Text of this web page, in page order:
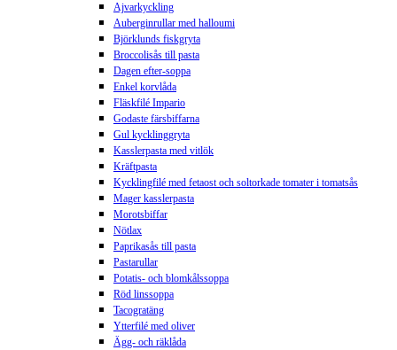
Ajvarkyckling
Auberginrullar med halloumi
Björklunds fiskgryta
Broccolisås till pasta
Dagen efter-soppa
Enkel korvlåda
Fläskfilé Impario
Godaste färsbiffarna
Gul kycklinggryta
Kasslerpasta med vitlök
Kräftpasta
Kycklingfilé med fetaost och soltorkade tomater i tomatsås
Mager kasslerpasta
Morotsbiffar
Nötlax
Paprikasås till pasta
Pastarullar
Potatis- och blomkålssoppa
Röd linssoppa
Tacogratäng
Ytterfilé med oliver
Ägg- och räklåda